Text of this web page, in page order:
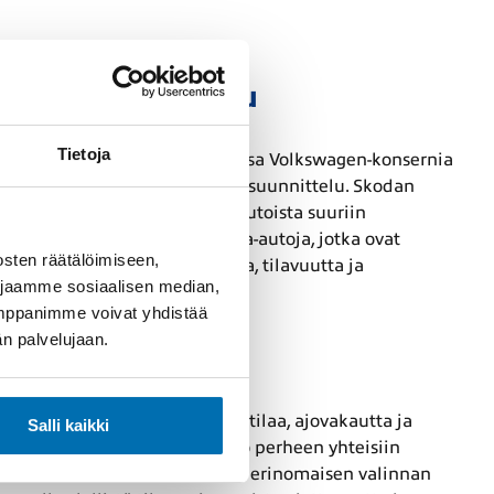
Tietoja
räätälöimiseen,
sosiaalisen median,
voivat yhdistää
palvelujaan.
Salli kaikki
autoilu
vuoteen 1895. Nykyään osa Volkswagen-konsernia
ja tilaa säästävä suunnittelu. Skodan
kompakteista kaupunkiautoista suuriin
käytettyjä Skoda-autoja, jotka ovat
valinta, kun arvostat laatua, tilavuutta ja
Se tarjoaa runsaasti tavaratilaa, ajovakautta ja
niin työmatkoille kuin koko perheen yhteisiin
kulutus tekee siitä erinomaisen valinnan